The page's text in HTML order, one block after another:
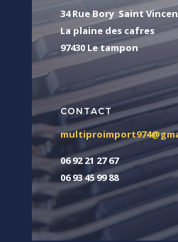
34 Rue Bory Saint
La plaine des cafres
97430 Le tampon
CONTACT
06 92 21 27 67
06 93 45 99 88